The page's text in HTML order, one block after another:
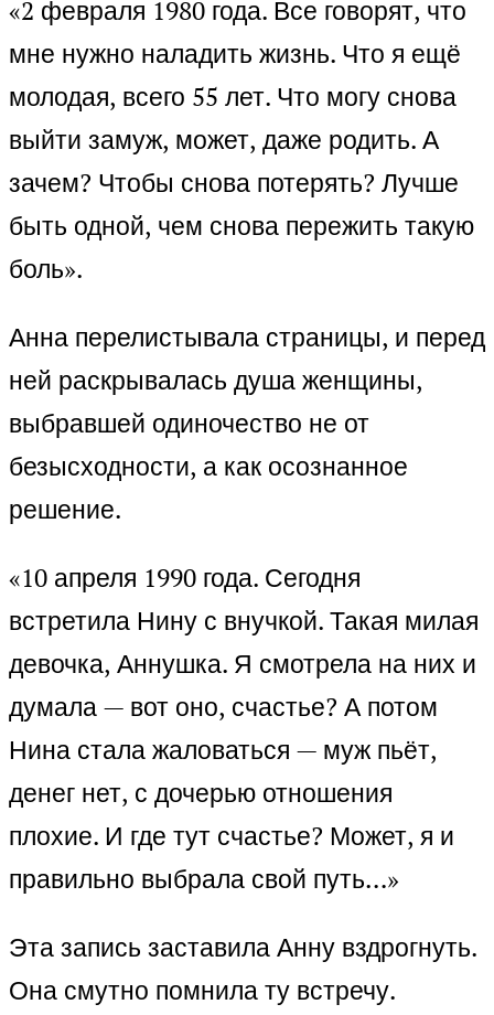
«2 февраля 1980 года. Все говорят, что
мне нужно наладить жизнь. Что я ещё
молодая, всего 55 лет. Что могу снова
выйти замуж, может, даже родить. А
зачем? Чтобы снова потерять? Лучше
быть одной, чем снова пережить такую
боль».
Анна перелистывала страницы, и перед
ней раскрывалась душа женщины,
выбравшей одиночество не от
безысходности, а как осознанное
решение.
«10 апреля 1990 года. Сегодня
встретила Нину с внучкой. Такая милая
девочка, Аннушка. Я смотрела на них и
думала — вот оно, счастье? А потом
Нина стала жаловаться — муж пьёт,
денег нет, с дочерью отношения
плохие. И где тут счастье? Может, я и
правильно выбрала свой путь…»
Эта запись заставила Анну вздрогнуть.
Она смутно помнила ту встречу.